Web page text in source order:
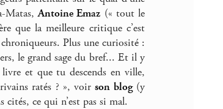
Matas,Antoine Emaz (« tout le
que la meilleure critique c’est
Plus une curiosité :
le grand sage du bref... Et il y
et que tu descends en ville,
ratés ? », voirson blog(y
ce qui n’est pas si mal.